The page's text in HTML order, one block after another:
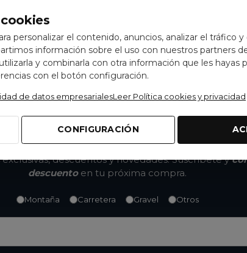
personalizar el contenido, anuncios, analizar el tráfico
información sobre el uso con nuestros partners
y combinarla con otra información que les hayas
con el botón configuración.
de datos empresarialesLeer Política cookies y privacidad
CONFIGURACIÓN
No te pierdas nada
descuentos y novedades. Suscríbete y
descuentoen tu próxima compra.
Montaña Carretera Gravel Otros